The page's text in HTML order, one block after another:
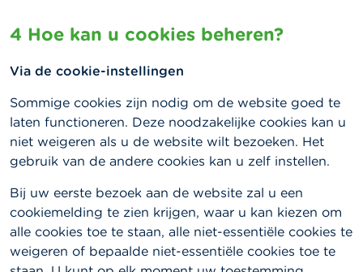
4 Hoe kan u cookies beheren?
Via de cookie-instellingen
Sommige cookies zijn nodig om de website goed te
laten functioneren. Deze noodzakelijke cookies kan u
niet weigeren als u de website wilt bezoeken. Het
gebruik van de andere cookies kan u zelf instellen.
Bij uw eerste bezoek aan de website zal u een
cookiemelding te zien krijgen, waar u kan kiezen om
alle cookies toe te staan, alle niet-essentiële cookies te
weigeren of bepaalde niet-essentiële cookies toe te